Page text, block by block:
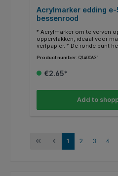
Acrylmarker edding
bessenrood
* Acrylmarker om te verven
oppervlakken, ideaal voor
verfpapier. * De ronde punt
op waterbasis dekt goed, is
26 verschillende kleuren. * Er
Product number: Q1400631
€2.65*
Add to
1 2 3 4